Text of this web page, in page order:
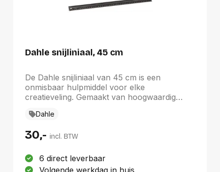
Duurste eerst
Dahle snijliniaal, 45 cm
De Dahle snijliniaal van 45 cm is een
onmisbaar hulpmiddel voor elke
creatieveling. Gemaakt van hoogwaardig
liniaal zowel duurzaamheid als precisie. De
mm hoge snijlijst zorgen voor nauwkeurige
mm worden verwondingen aan vingers
effectief voorkomen. De 15 mm brede
Dahle
30,- incl. BTW
6 direct leverbaar